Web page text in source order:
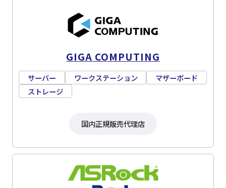
GIGA COMPUTING
サーバー ワークステーション
マザーボード
ストレージ
国内正規販売代理店